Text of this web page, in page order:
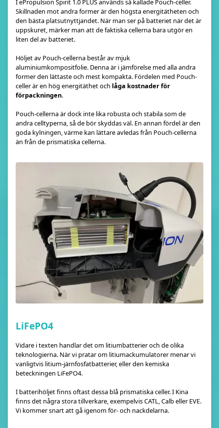
I ePropulsion Spirit 1.0 PLUS används så kallade Pouch-celler.
Skillnaden mot andra former är den högsta energitätheten och
den bästa platsutnyttjandet. När man ser på batteriet när det är
uppskuret, märker man att de faktiska cellerna bara utgör en
liten del av batteriet.
Höljet av Pouch-cellerna består av mjuk
aluminiumkompositfolie. Denna är i jämförelse med alla andra
former den lättaste och mest kompakta. Fördelen med Pouch-
celler är en hög energitäthet och låga kostnader för
förpackningen.
Pouch-cellerna är dock inte lika robusta och stabila som de
andra celltyperna, så de bör skyddas väl. En annan fördel är den
goda kylningen, värme kan lättare avledas från Pouch-cellerna
än från de prismatiska cellerna.
LiFePO4
Vidare i texten handlar det om litiumbatterier och de olika
teknologierna. När vi pratar om litiumackumulatorer menar vi
vanligtvis litium-järnfosfatbatterier, eller den kemiska
beteckningen LiFePO4.
I batterihöljet finns oftast dessa blå prismatiska celler. I Kina
finns det några stora tillverkare, exempelvis CATL, Calb eller EVE.
Vi kommer snart att gå igenom för- och nackdelarna.